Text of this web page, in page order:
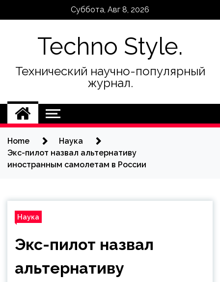
Суббота, Авг 8, 2026
Techno Style.
Технический научно-популярный
журнал.
Home
Наука
Экс-пилот назвал альтернативу
иностранным самолетам в России
Наука
Экс-пилот назвал
альтернативу